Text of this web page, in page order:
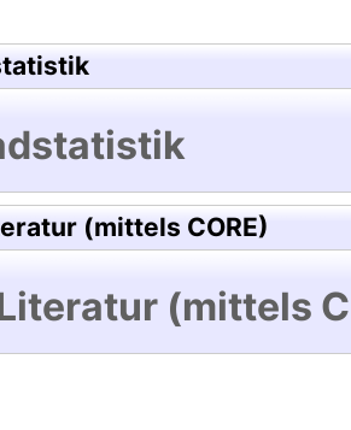
(mittels CORE)
(mittels